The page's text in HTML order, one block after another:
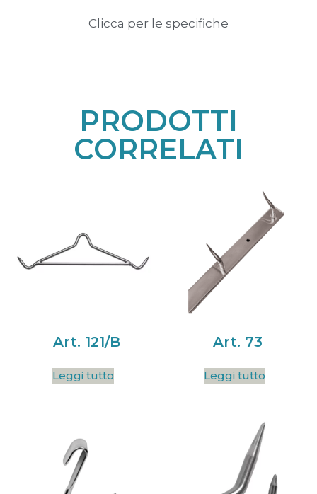
Clicca per le specifiche
PRODOTTI
CORRELATI
Art. 121/B
Leggi tutto
Art. 73
Leggi tutto